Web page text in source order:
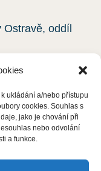
ukládání a/nebo přístupu
cookies. Souhlas s
jako je chování při
nebo odvolání
a funkce.
oddíl